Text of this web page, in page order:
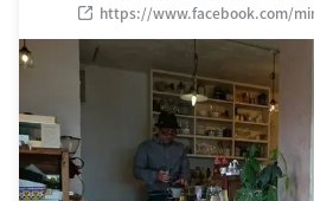
https://www.facebook.com/